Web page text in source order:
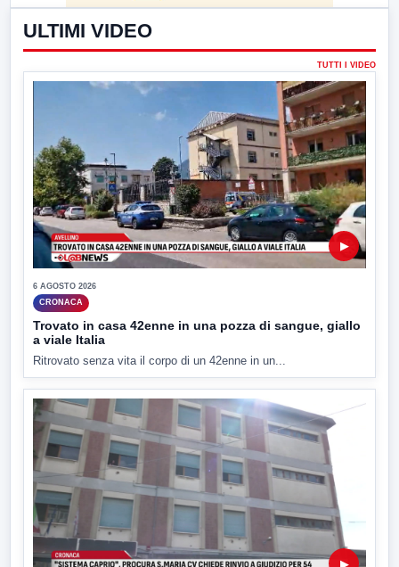
ULTIMI VIDEO
TUTTI I VIDEO
▶
6 AGOSTO 2026
CRONACA
Trovato in casa 42enne in una pozza di sangue, giallo
a viale Italia
Ritrovato senza vita il corpo di un 42enne in un...
▶